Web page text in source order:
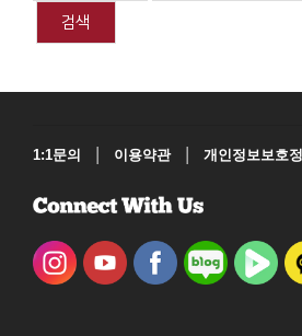
검색
1:1문의 | 이용약관 | 개인정보보호